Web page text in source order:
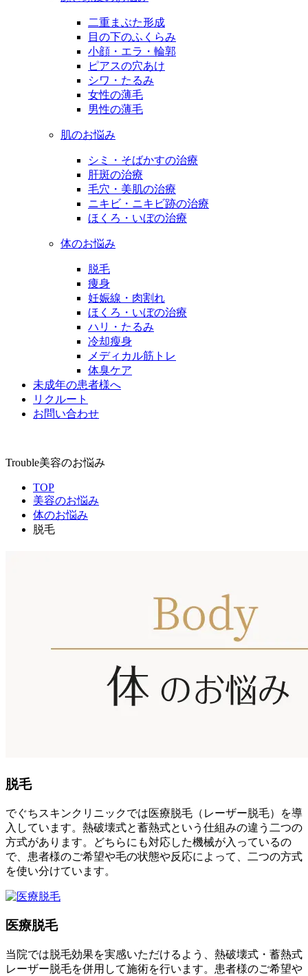
二重まぶた形成
目の下のふくらみ
小顔・エラ・輪郭
ピアスの穴あけ
シワ・たるみ
女性の薄毛
男性の薄毛
肌のお悩み
シミ・そばかすの治療
肝斑の治療
毛穴・美肌の治療
ニキビ・ニキビ跡の治療
ほくろ・いぼの治療
体のお悩み
脱毛
痩身
妊娠線・肉割れ
ほくろ・いぼの治療
ハリ・たるみ
冷却瘦身
メディカル筋トレ
体臭ケア
未成年の患者様へ
リクルート
お問い合わせ
Trouble美容のお悩み
TOP
美容のお悩み
体のお悩み
脱毛
脱毛
でぐちスキンクリニックでは医療脱毛（レーザー脱毛）を導
入しています。熱破壊式と蓄熱式という仕組みの違う二つの
方式があります。どちらにも対応した機械が入っているの
で、患者様のご希望や毛の状態や反応によって、二つの方式
を使い分けています。
医療脱毛
当院では脱毛効果を実感いただけるよう、熱破壊式・蓄熱式
レーザー脱毛を併用して施術を行います。患者様のご希望や